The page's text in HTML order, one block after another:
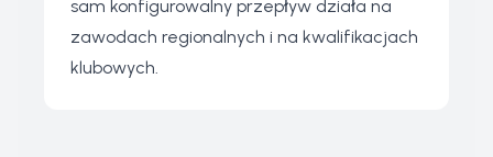
sam konfigurowalny przepływ działa na
zawodach regionalnych i na kwalifikacjach
klubowych.